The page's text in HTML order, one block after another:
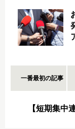
一番最初の記事
【短期集中